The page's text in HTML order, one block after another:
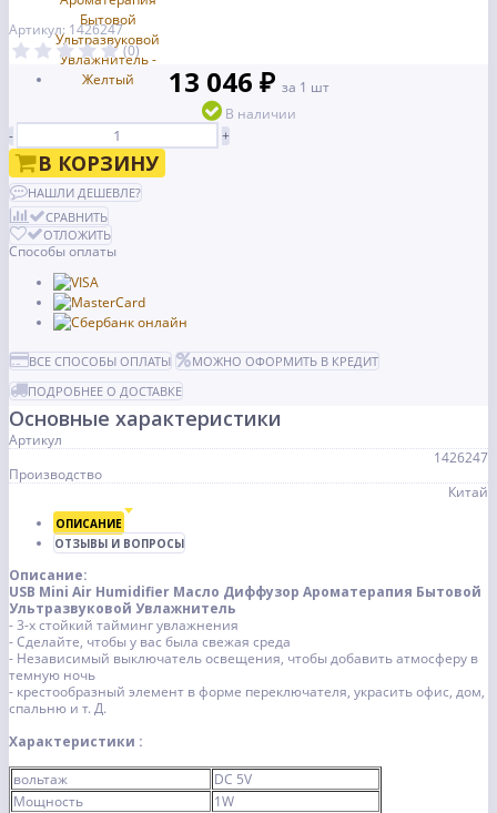
Артикул: 1426247
(0)
13 046 ₽ за 1 шт
В наличии
-
+
В КОРЗИНУ
НАШЛИ ДЕШЕВЛЕ?
СРАВНИТЬ
ОТЛОЖИТЬ
Способы оплаты
ВСЕ СПОСОБЫ ОПЛАТЫ
МОЖНО ОФОРМИТЬ В КРЕДИТ
ПОДРОБНЕЕ О ДОСТАВКЕ
Основные характеристики
Артикул
1426247
Производство
Китай
ОПИСАНИЕ
ОТЗЫВЫ И ВОПРОСЫ
Описание:
USB Mini Air Humidifier Масло Диффузор Ароматерапия Бытовой
Ультразвуковой Увлажнитель
- 3-х стойкий тайминг увлажнения
- Сделайте, чтобы у вас была свежая среда
- Независимый выключатель освещения, чтобы добавить атмосферу в
темную ночь
- крестообразный элемент в форме переключателя, украсить офис, дом,
спальню и т. Д.
Характеристики :
вольтаж
DC 5V
Мощность
1W